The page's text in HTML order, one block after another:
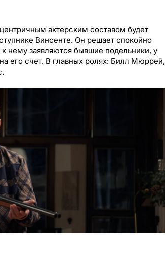
актерским составом будет
Винсенте. Он решает спокойно
нему заявляются бывшие подельники, у
его счет. В главных ролях: Билл Мюррей,